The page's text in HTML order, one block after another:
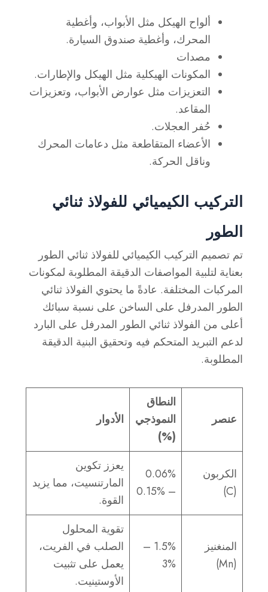
ألواح الهيكل مثل الأبواب، وأغطية
المحرك، وأغطية صندوق السيارة.
مصدات
المكونات الهيكلية مثل الهيكل والإطارات.
التعزيزات مثل عوارض الأبواب، وتعزيزات
المقاعد.
حُفر العجلات.
الأعضاء المتقاطعة مثل دعامات المحرك
وناقل الحركة.
التركيب الكيميائي للفولاذ ثنائي
الطور
تم تصميم التركيب الكيميائي للفولاذ ثنائي الطور
بعناية لتلبية المواصفات الدقيقة المطلوبة لمكونات
المركبات المختلفة. عادةً ما يحتوي الفولاذ ثنائي
الطور المدرفل على الساخن على نسبة سبائك
أعلى من الفولاذ ثنائي الطور المدرفل على البارد
لدعم التبريد المتحكم فيه وتحقيق البنية الدقيقة
المطلوبة.
عنصر
النطاق
النموذجي
(%)
الأدوار
الكربون
(C)
0.06%
– 0.15%
يعزز تكوين
المارتنسيت، مما يزيد
القوة.
المنغنيز
(Mn)
1.5% –
3%
تقوية المحلول
الصلب في الفريت،
يعمل على تثبيت
الأوستينيت.